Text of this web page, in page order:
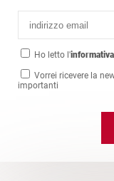
Ho letto l'
Vorrei ricevere la
importanti